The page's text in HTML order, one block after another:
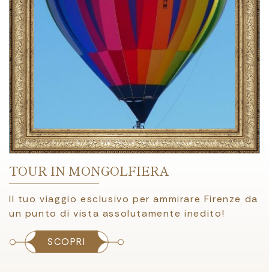
CACCIA AL TARTUFO !
Un'esperienza unica e irripetibile! Mettetevi
alla prova con la caccia al Tartufo nei boschi e
un meritato pranzo nelle campagne di Firenze.
SCOPRI